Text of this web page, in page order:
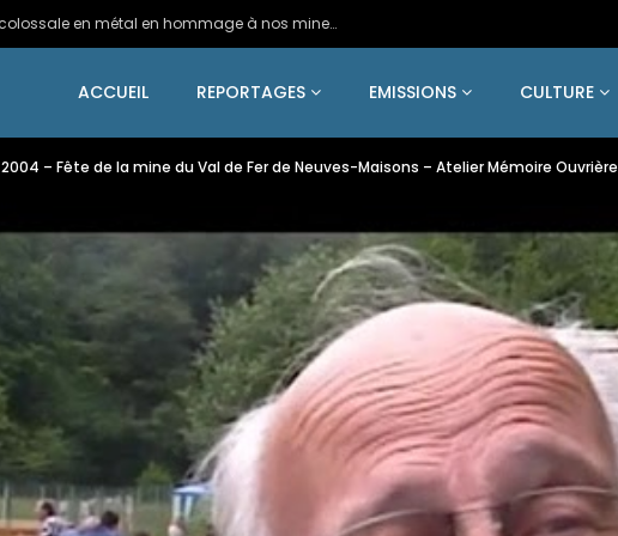
2024 – Une statue colossale en métal en hommage à nos mineurs de fer
ACCUEIL REPORTAGES EMISSIONS CULTURE
2004 – Fête de la mine du Val de Fer de Neuves-Maisons – Atelier Mémoire Ouvrière